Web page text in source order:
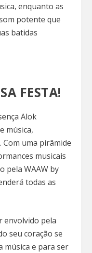
enquanto as
potente que
batidas
FESTA!
Alok
música,
uma pirâmide
musicais
pela WAAW by
todas as
envolvido pela
seu coração se
música e para ser